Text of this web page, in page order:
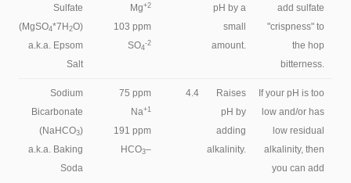
Sulfate
(MgSO4*7H 2O)
a.k.a. Epsom
Salt
Mg+2
103 ppm
SO4
-2
pH by a
small
amount.
add sulfate
"crispness" to
the hop
bitterness.
Sodium
Bicarbonate
(NaHCO3)
a.k.a. Baking
Soda
75 ppm
Na+1
191 ppm
HCO3–
4.4
Raises
pH by
adding
alkalinity.
If your pH is too
low and/or has
low residual
alkalinity, then
you can add